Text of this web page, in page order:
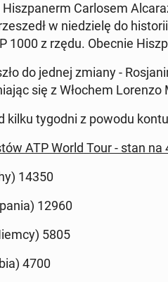
Car­losem
w niedzielę do
1000 z rzędu. Obecnie
do jednej zmiany -
się z Włochem Lorenzo
kilku tygodni z powodu
ATP World Tour - stan na
14350
12960
5805
4700